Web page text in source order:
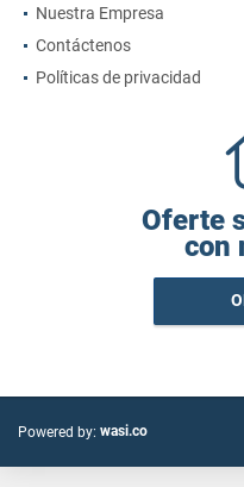
Nuestra Empresa
Contáctenos
Políticas de privacidad
Oferte
con
Powered by: wasi.co